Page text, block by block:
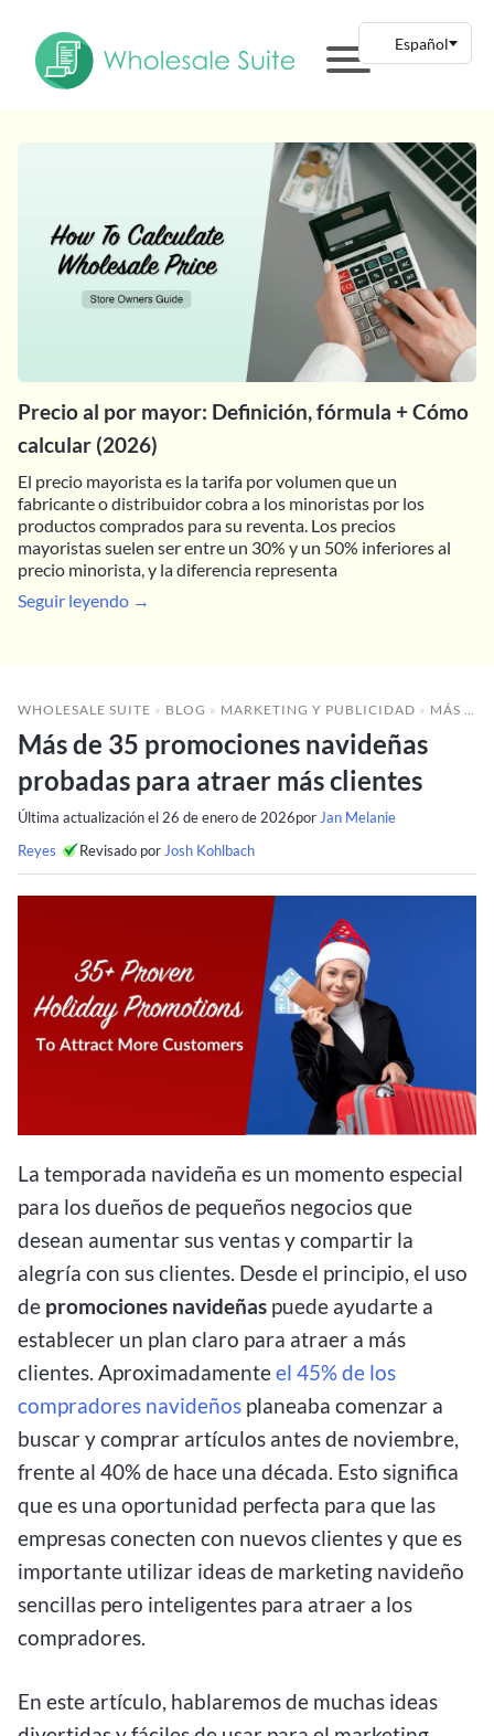
Precio al por mayor: Definición, fórmula + Cómo
calcular (2026)
El precio mayorista es la tarifa por volumen que un
fabricante o distribuidor cobra a los minoristas por los
productos comprados para su reventa. Los precios
mayoristas suelen ser entre un 30% y un 50% inferiores al
precio minorista, y la diferencia representa
Seguir leyendo →
WHOLESALE SUITE » BLOG » MARKETING Y PUBLICIDAD » MÁS DE 35 PROMOCIONES NAVIDEÑAS PROBADAS PARA ATRAER MÁS CLIENTES
Más de 35 promociones navideñas
probadas para atraer más clientes
Última actualización el 26 de enero de 2026por Jan Melanie
Reyes
Revisado por Josh Kohlbach
La temporada navideña es un momento especial
para los dueños de pequeños negocios que
desean aumentar sus ventas y compartir la
alegría con sus clientes. Desde el principio, el uso
de promociones navideñas puede ayudarte a
establecer un plan claro para atraer a más
clientes. Aproximadamenteel 45% de los
compradores navideños planeaba comenzar a
buscar y comprar artículos antes de noviembre,
frente al 40% de hace una década. Esto significa
que es una oportunidad perfecta para que las
empresas conecten con nuevos clientes y que es
importante utilizar ideas de marketing navideño
sencillas pero inteligentes para atraer a los
compradores.
En este artículo, hablaremos de muchas ideas